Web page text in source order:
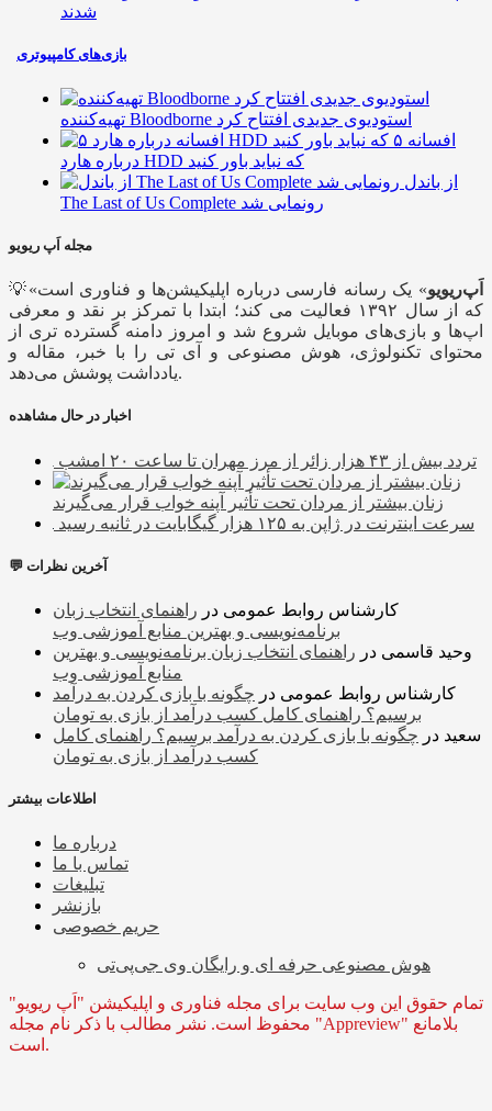
شدند
بازی‌های کامپیوتری
تهیه‌کننده Bloodborne استودیوی جدیدی افتتاح کرد
۵ افسانه
درباره هارد HDD که نباید باور کنید
از باندل
The Last of Us Complete رونمایی شد
مجله اَپ ریویو
💡« اَپ‌ریویو» یک رسانه فارسی درباره اپلیکیشن‌ها و فناوری است
که از سال ۱۳۹۲ فعالیت می کند؛ ابتدا با تمرکز بر نقد و معرفی
اپ‌ها و بازی‌های موبایل شروع شد و امروز دامنه گسترده تری از
محتوای تکنولوژی، هوش مصنوعی و آی تی را با خبر، مقاله و
یادداشت پوشش می‌دهد.
اخبار در حال مشاهده
تردد بیش از ۴۳ هزار زائر از مرز مهران تا ساعت ۲۰ امشب
زنان بیشتر از مردان تحت تأثیر آپنه خواب قرار می‌گیرند
سرعت اینترنت در ژاپن به ۱۲۵ هزار گیگابایت در ثانیه رسید
💬 آخرین نظرات
کارشناس روابط عمومی در راهنمای انتخاب زبان
برنامه‌نویسی و بهترین منابع آموزشی وب
وحید قاسمی در راهنمای انتخاب زبان برنامه‌نویسی و بهترین
منابع آموزشی وب
کارشناس روابط عمومی در چگونه با بازی کردن به درآمد
برسیم؟ راهنمای کامل کسب درآمد از بازی به تومان
سعید در چگونه با بازی کردن به درآمد برسیم؟ راهنمای کامل
کسب درآمد از بازی به تومان
اطلاعات بیشتر
درباره ما
تماس با ما
تبلیغات
بازنشر
حریم خصوصی
هوش مصنوعی حرفه ای و رایگان وی جی‌پی‌تی
تمام حقوق این وب سایت برای مجله فناوری و اپلیکیشن "اَپ ریویو"
محفوظ است. نشر مطالب با ذکر نام مجله "Appreview" بلامانع
است.